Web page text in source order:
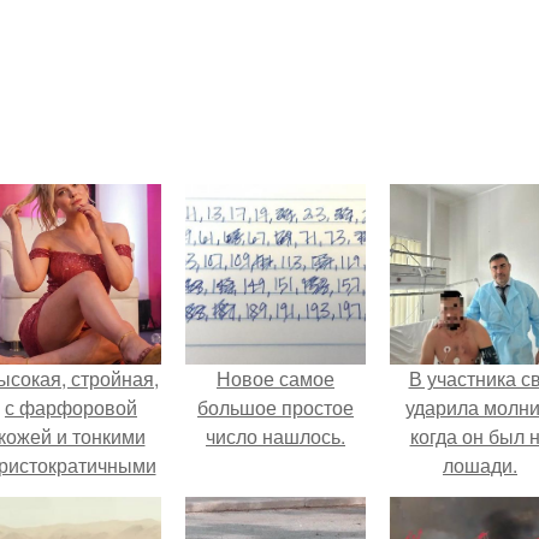
стройная,
с фарфоровой
и тонкими
чертами, эль
так, будто
Новое самое
большое простое
число нашлось.
В участника
ударила
когда он был
лошади.